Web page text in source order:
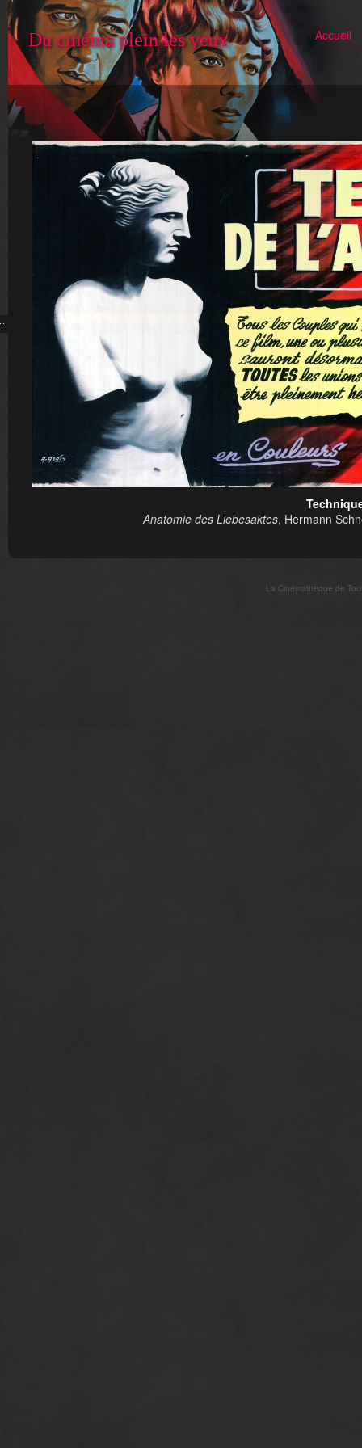
Du cinéma plein les yeux Accueil
Anatomie des Liebesaktes, Hermann
La Cinémathèque de